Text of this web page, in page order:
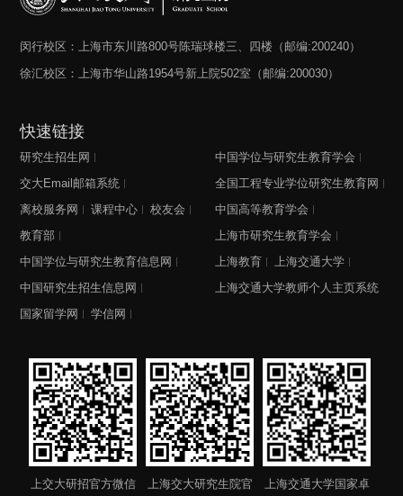
闵行校区：上海市东川路800号陈瑞球楼三、四楼（邮编:200240）
徐汇校区：上海市华山路1954号新上院502室（邮编:200030）
快速链接
研究生招生网
交大Email邮箱系统
离校服务网
课程中心
校友会
教育部
中国学位与研究生教育信息网
中国研究生招生信息网
国家留学网
学信网
中国学位与研究生教育学会
全国工程专业学位研究生教育网
中国高等教育学会
上海市研究生教育学会
上海教育
上海交通大学
上海交通大学教师个人主页系统
上交大研招官方微信
上海交大研究生院官
上海交通大学国家卓